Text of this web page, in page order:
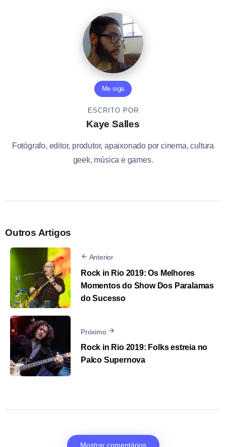
Me siga
ESCRITO POR
Kaye Salles
Fotógrafo, editor, produtor, apaixonado por cinema, cultura
geek, música e games.
Outros Artigos
Anterior
Rock in Rio 2019: Os Melhores
Momentos do Show Dos Paralamas
do Sucesso
Próximo
Rock in Rio 2019: Folks estreia no
Palco Supernova
Mostrar comentários